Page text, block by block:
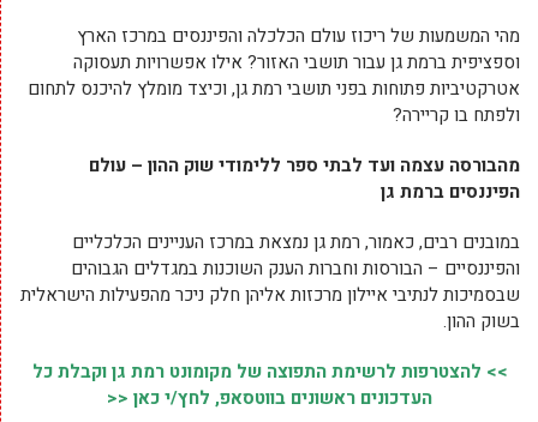
מהי המשמעות של ריכוז עולם הכלכלה והפיננסים במרכז הארץ
וספציפית ברמת גן עבור תושבי האזור? אילו אפשרויות תעסוקה
אטרקטיביות פתוחות בפני תושבי רמת גן, וכיצד מומלץ להיכנס לתחום
ולפתח בו קריירה?
מהבורסה עצמה ועד לבתי ספר ללימודי שוק ההון – עולם
הפיננסים ברמת גן
במובנים רבים, כאמור, רמת גן נמצאת במרכז העניינים הכלכליים
והפיננסיים – הבורסות וחברות הענק השוכנות במגדלים הגבוהים
שבסמיכות לנתיבי איילון מרכזות אליהן חלק ניכר מהפעילות הישראלית
בשוק ההון.
>> להצטרפות לרשימת התפוצה של מקומונט רמת גן וקבלת כל
העדכונים ראשונים בווטסאפ, לחץ/י כאן <<